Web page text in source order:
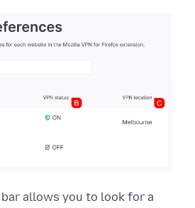
bar allows you to look for a